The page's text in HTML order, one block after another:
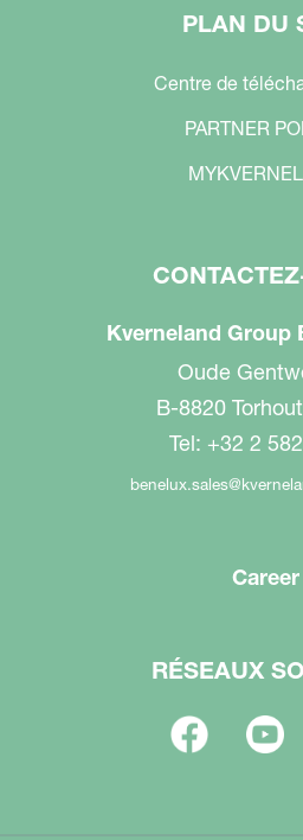
PLAN DU
Centre de
PARTNER
Kverneland Group
Oude
B-8820
Tel: +32 2
Career
RÉSEAUX